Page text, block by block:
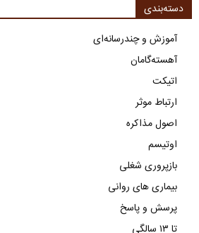
دسته‌بندی
آموزش و چندرسانه‌ای
آهسته‌گامان
اتیکت
ارتباط موثر
اصول مذاکره
اوتیسم
بازپروری شغلی
بیماری های روانی
پرسش و پاسخ